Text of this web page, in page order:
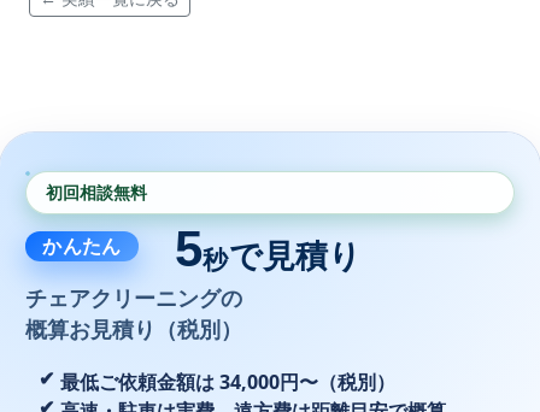
初回相談無料
かんたん 5秒で見積り
チェアクリーニングの
概算お見積り（税別）
最低ご依頼金額は 34,000円〜（税別）